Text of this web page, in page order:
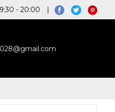
- 20:00 |